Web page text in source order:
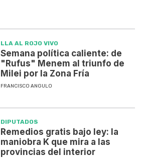
LLA AL ROJO VIVO
Semana política caliente: de
"Rufus" Menem al triunfo de
Milei por la Zona Fría
FRANCISCO ANGULO
DIPUTADOS
Remedios gratis bajo ley: la
maniobra K que mira a las
provincias del interior